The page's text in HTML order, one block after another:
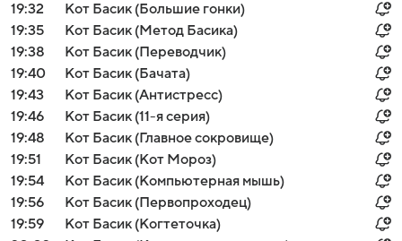
19:32
Кот Басик (Большие гонки)
19:35
Кот Басик (Метод Басика)
19:38
Кот Басик (Переводчик)
19:40
Кот Басик (Бачата)
19:43
Кот Басик (Антистресс)
19:46
Кот Басик (11-я серия)
19:48
Кот Басик (Главное сокровище)
19:51
Кот Басик (Кот Мороз)
19:54
Кот Басик (Компьютерная мышь)
19:56
Кот Басик (Первопроходец)
19:59
Кот Басик (Когтеточка)